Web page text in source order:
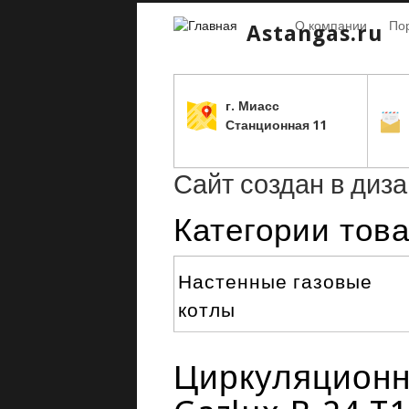
Astangas.ru
г. Миасс
Станционная 11
О компании
Сайт создан в
Категории
Настенные газовые
котлы